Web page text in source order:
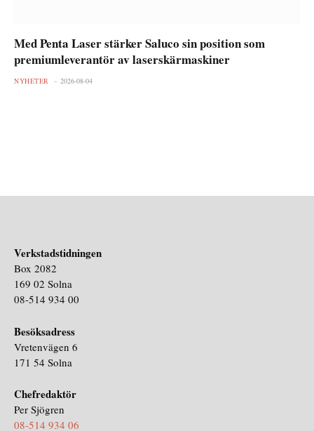
Med Penta Laser stärker Saluco sin position som
premiumleverantör av laserskärmaskiner
NYHETER 2026-08-04
Verkstadstidningen
Box 2082
169 02 Solna
08-514 934 00
Besöksadress
Vretenvägen 6
171 54 Solna
Chefredaktör
Per Sjögren
08-514 934 06